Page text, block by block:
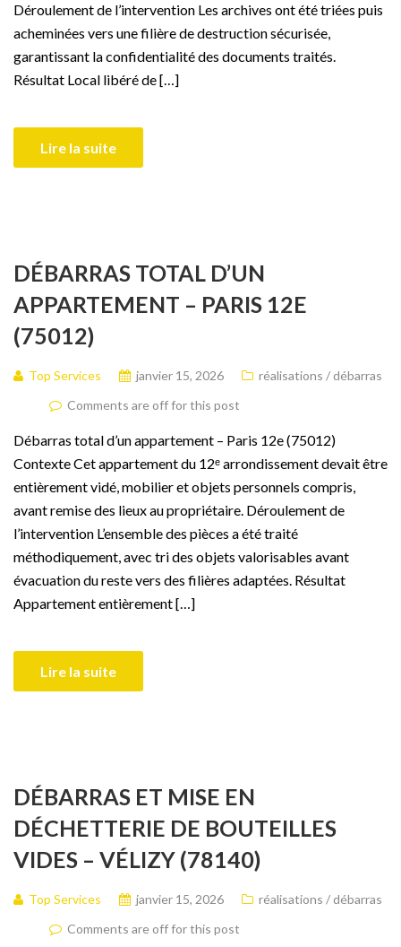
Déroulement de l’intervention Les archives ont été triées puis
acheminées vers une filière de destruction sécurisée,
garantissant la confidentialité des documents traités.
Résultat Local libéré de […]
Lire la suite
DÉBARRAS TOTAL D’UN
APPARTEMENT – PARIS 12E
(75012)
Top Services janvier 15, 2026
réalisations / débarras
Comments are off for this post
Débarras total d’un appartement – Paris 12e (75012)
Contexte Cet appartement du 12ᵉ arrondissement devait être
entièrement vidé, mobilier et objets personnels compris,
avant remise des lieux au propriétaire. Déroulement de
l’intervention L’ensemble des pièces a été traité
méthodiquement, avec tri des objets valorisables avant
évacuation du reste vers des filières adaptées. Résultat
Appartement entièrement […]
Lire la suite
DÉBARRAS ET MISE EN
DÉCHETTERIE DE BOUTEILLES
VIDES – VÉLIZY (78140)
Top Services janvier 15, 2026
réalisations / débarras
Comments are off for this post